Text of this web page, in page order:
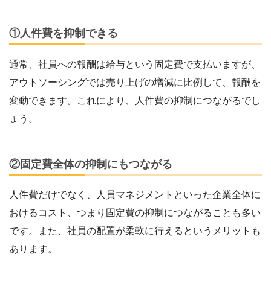
①人件費を抑制できる
通常、社員への報酬は給与という固定費で支払いますが、
アウトソーシングでは売り上げの増減に比例して、報酬を
変動できます。これにより、人件費の抑制につながるでし
ょう。
②固定費全体の抑制にもつながる
人件費だけでなく、人員マネジメントといった企業全体に
おけるコスト、つまり固定費の抑制につながることも多い
です。また、社員の配置が柔軟に行えるというメリットも
あります。